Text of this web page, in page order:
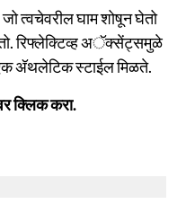
त्वचेवरील घाम शोषून घेतो
रिफ्लेक्टिव्ह अॅक्सेंट्समुळे
अ‍ॅथलेटिक स्टाईल मिळते.
क्लिक करा.